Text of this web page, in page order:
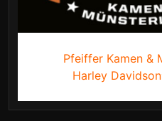
Pfeiffer Kamen &
Harley